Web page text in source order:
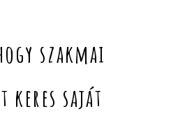
szakmai
keres saját